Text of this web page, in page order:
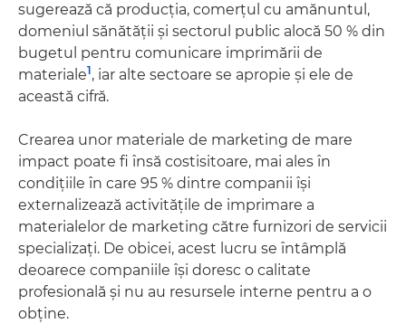
sugerează că producţia, comerţul cu amănuntul,
domeniul sănătăţii şi sectorul public alocă 50 % din
bugetul pentru comunicare imprimării de
materiale1, iar alte sectoare se apropie şi ele de
această cifră.
Crearea unor materiale de marketing de mare
impact poate fi însă costisitoare, mai ales în
condiţiile în care 95 % dintre companii îşi
externalizează activităţile de imprimare a
materialelor de marketing către furnizori de servicii
specializaţi. De obicei, acest lucru se întâmplă
deoarece companiile îşi doresc o calitate
profesională şi nu au resursele interne pentru a o
obţine.